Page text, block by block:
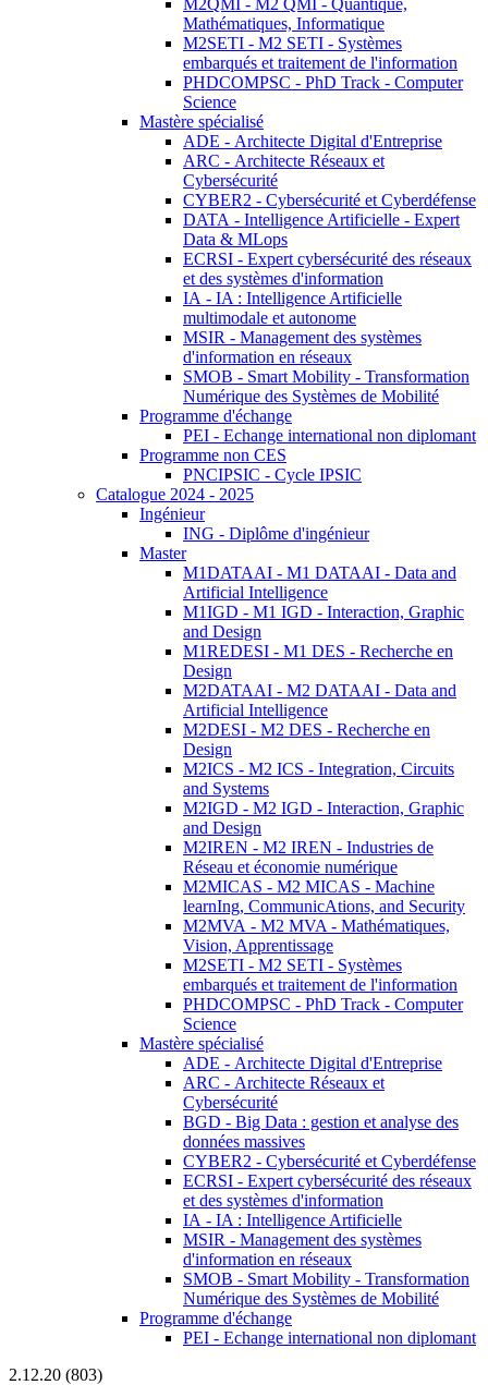
M2QMI - M2 QMI - Quantique,
Mathématiques, Informatique
M2SETI - M2 SETI - Systèmes
embarqués et traitement de l'information
PHDCOMPSC - PhD Track - Computer
Science
Mastère spécialisé
ADE - Architecte Digital d'Entreprise
ARC - Architecte Réseaux et
Cybersécurité
CYBER2 - Cybersécurité et Cyberdéfense
DATA - Intelligence Artificielle - Expert
Data & MLops
ECRSI - Expert cybersécurité des réseaux
et des systèmes d'information
IA - IA : Intelligence Artificielle
multimodale et autonome
MSIR - Management des systèmes
d'information en réseaux
SMOB - Smart Mobility - Transformation
Numérique des Systèmes de Mobilité
Programme d'échange
PEI - Echange international non diplomant
Programme non CES
PNCIPSIC - Cycle IPSIC
Catalogue 2024 - 2025
Ingénieur
ING - Diplôme d'ingénieur
Master
M1DATAAI - M1 DATAAI - Data and
Artificial Intelligence
M1IGD - M1 IGD - Interaction, Graphic
and Design
M1REDESI - M1 DES - Recherche en
Design
M2DATAAI - M2 DATAAI - Data and
Artificial Intelligence
M2DESI - M2 DES - Recherche en
Design
M2ICS - M2 ICS - Integration, Circuits
and Systems
M2IGD - M2 IGD - Interaction, Graphic
and Design
M2IREN - M2 IREN - Industries de
Réseau et économie numérique
M2MICAS - M2 MICAS - Machine
learnIng, CommunicAtions, and Security
M2MVA - M2 MVA - Mathématiques,
Vision, Apprentissage
M2SETI - M2 SETI - Systèmes
embarqués et traitement de l'information
PHDCOMPSC - PhD Track - Computer
Science
Mastère spécialisé
ADE - Architecte Digital d'Entreprise
ARC - Architecte Réseaux et
Cybersécurité
BGD - Big Data : gestion et analyse des
données massives
CYBER2 - Cybersécurité et Cyberdéfense
ECRSI - Expert cybersécurité des réseaux
et des systèmes d'information
IA - IA : Intelligence Artificielle
MSIR - Management des systèmes
d'information en réseaux
SMOB - Smart Mobility - Transformation
Numérique des Systèmes de Mobilité
Programme d'échange
PEI - Echange international non diplomant
2.12.20 (803)